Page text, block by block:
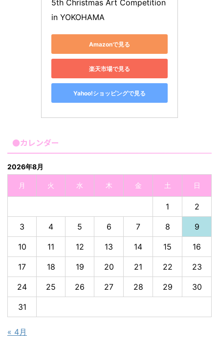
5th Christmas Art Competition
in YOKOHAMA
Amazonで見る
楽天市場で見る
Yahoo!ショッピングで見る
●カレンダー
2026年8月
月 火 水 木 金 土 日
1 2
3 4 5 6 7 8 9
10 11 12 13 14 15 16
17 18 19 20 21 22 23
24 25 26 27 28 29 30
31
« 4月